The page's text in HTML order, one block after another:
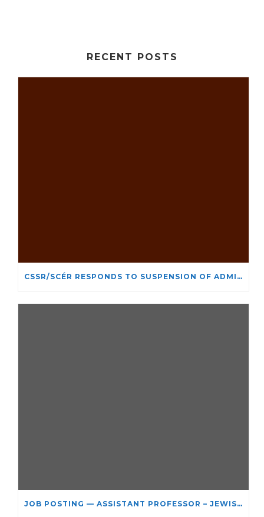
RECENT POSTS
CSSR/SCÉR RESPONDS TO SUSPENSION OF ADMISSIONS IN YORK UNIVERSITY’S RELIGIOUS STUDIES PROGRAM
JOB POSTING — ASSISTANT PROFESSOR – JEWISH STUDIES